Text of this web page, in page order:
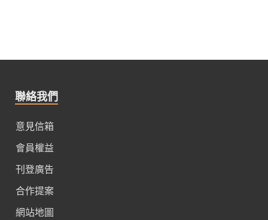
聯絡我們
意見信箱
會員權益
刊登廣告
合作提案
網站地圖